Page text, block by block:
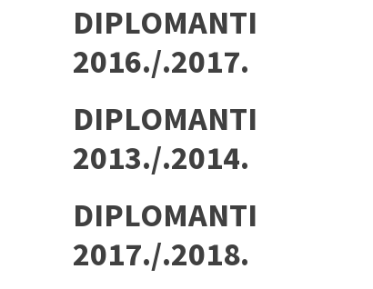
DIPLOMANTI
2016./.2017.
DIPLOMANTI
2013./.2014.
DIPLOMANTI
2017./.2018.